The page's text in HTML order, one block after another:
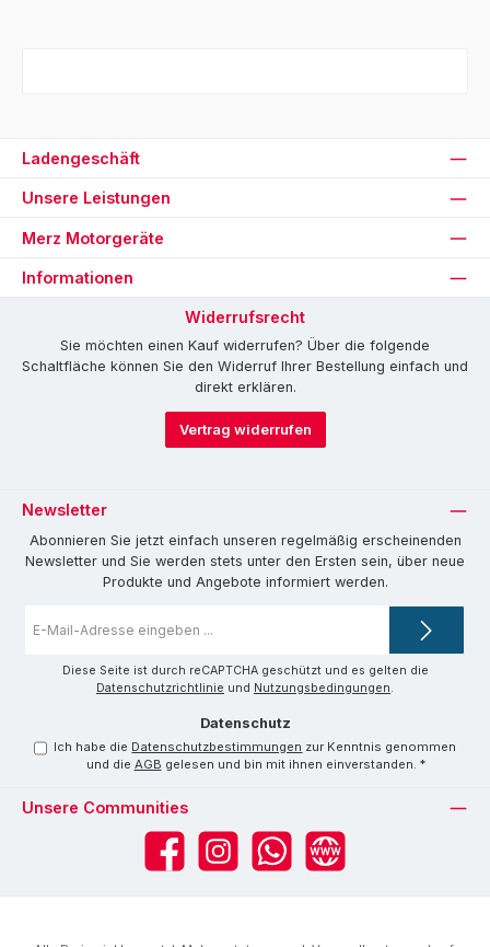
Ladengeschäft
Unsere Leistungen
Merz Motorgeräte
Informationen
Widerrufsrecht
Sie möchten einen Kauf widerrufen? Über die folgende
Schaltfläche können Sie den Widerruf Ihrer Bestellung einfach und
direkt erklären.
Vertrag widerrufen
Newsletter
Abonnieren Sie jetzt einfach unseren regelmäßig erscheinenden
Newsletter und Sie werden stets unter den Ersten sein, über neue
Produkte und Angebote informiert werden.
Mail-
Diese Seite ist durch reCAPTCHA geschützt und es gelten die
Datenschutzrichtlinie und Nutzungsbedingungen.
Datenschutz
Ich habe die Datenschutzbestimmungen zur Kenntnis genommen
und die AGB gelesen und bin mit ihnen einverstanden. *
Unsere Communities
FacebookInstagramWhatsAppWebsite